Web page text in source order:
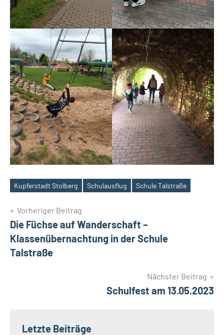
Schlagwörter
Kupferstadt Stolberg Schulausflug Schule Talstraße
Beitragsnavigation
Vorheriger Beitrag
Die Füchse auf Wanderschaft –
Klassenübernachtung in der Schule
Talstraße
Nächster Beitrag
Schulfest am 13.05.2023
Letzte Beiträge